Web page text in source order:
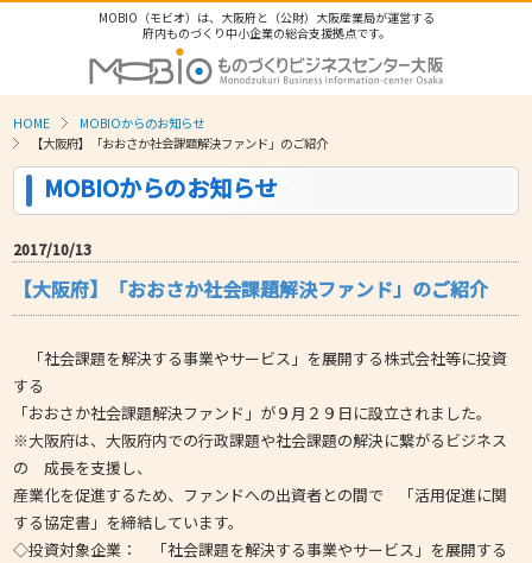
MOBIO（モビオ）は、大阪府と（公財）大阪産業局が運営する
府内ものづくり中小企業の総合支援拠点です。
HOME
MOBIOからのお知らせ
【大阪府】「おおさか社会課題解決ファンド」のご紹介
MOBIOからのお知らせ
2017/10/13
【大阪府】「おおさか社会課題解決ファンド」のご紹介
「社会課題を解決する事業やサービス」を展開する株式会社等に投資
する
「おおさか社会課題解決ファンド」が９月２９日に設立されました。
※大阪府は、大阪府内での行政課題や社会課題の解決に繋がるビジネス
の 成長を支援し、
産業化を促進するため、ファンドへの出資者との間で 「活用促進に関
する協定書」を締結しています。
◇投資対象企業： 「社会課題を解決する事業やサービス」を展開する